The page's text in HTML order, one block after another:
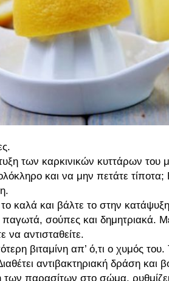
των καρκινικών κυττάρων του
και να μην πετάτε
το καλά και βάλτε το στην
σούπες και δημητριακά.
να αντισταθείτε.
βιταμίνη απ’ ό,τι ο χυμός του.
αντιβακτηριακή δράση
των παρασίτων στο σώμα,